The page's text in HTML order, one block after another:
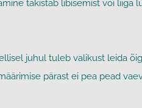
takistab libisemist või liiga
juhul tuleb valikust leida
pärast ei pea pead